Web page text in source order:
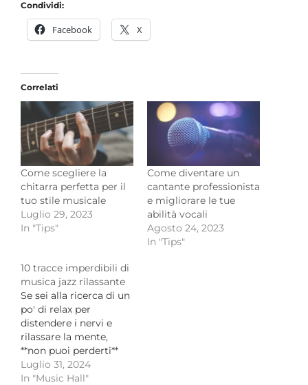
Condividi:
Facebook X
Correlati
Come scegliere la
chitarra perfetta per il
tuo stile musicale
Luglio 29, 2023
In "Tips"
Come diventare un
cantante professionista
e migliorare le tue
abilità vocali
Agosto 24, 2023
In "Tips"
10 tracce imperdibili di
musica jazz rilassante
Se sei alla ricerca di un
po' di relax per
distendere i nervi e
rilassare la mente,
**non puoi perderti**
questa lista di 10 tracce
di musica jazz che ti
Luglio 31, 2024
In "Music Hall"